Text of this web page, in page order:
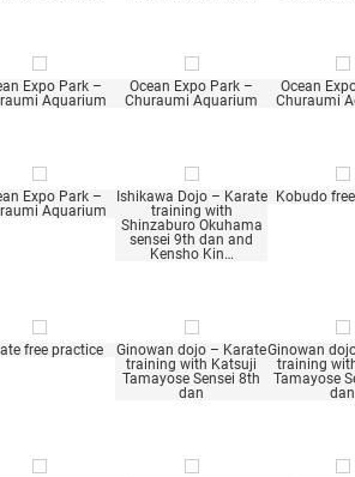
Expo Park –
Aquarium
Ocean Expo Park –
Churaumi Aquarium
Ocean
Churaumi
Expo Park –
Aquarium
Ishikawa Dojo – Karate
training with
Shinzaburo Okuhama
sensei 9th dan and
Kensho Kin…
Kobudo
free practice
Ginowan dojo – Karate
training with Katsuji
Tamayose Sensei 8th
dan
Ginowan
training
Tamayose
dan